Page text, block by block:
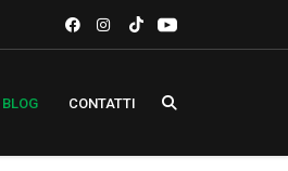
BLOG CONTATTI